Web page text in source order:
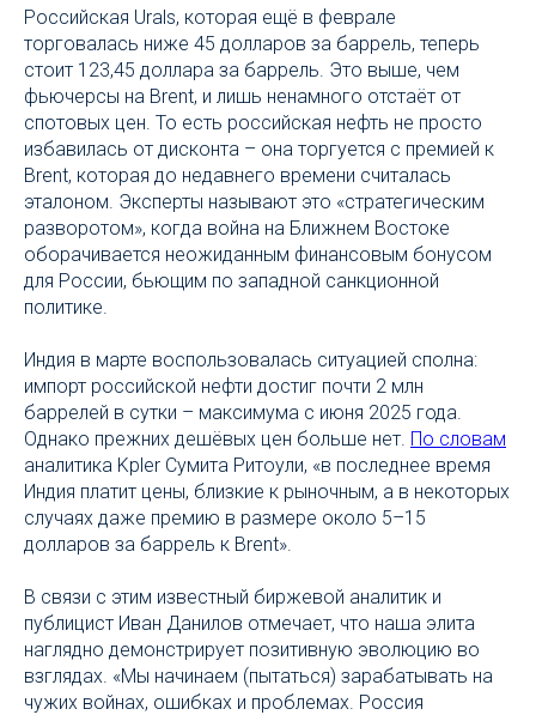
Российская Urals, которая ещё в феврале
торговалась ниже 45 долларов за баррель, теперь
стоит 123,45 доллара за баррель. Это выше, чем
фьючерсы на Brent, и лишь ненамного отстаёт от
спотовых цен. То есть российская нефть не просто
избавилась от дисконта – она торгуется с премией к
Brent, которая до недавнего времени считалась
эталоном. Эксперты называют это «стратегическим
разворотом», когда война на Ближнем Востоке
оборачивается неожиданным финансовым бонусом
для России, бьющим по западной санкционной
политике.
Индия в марте воспользовалась ситуацией сполна:
импорт российской нефти достиг почти 2 млн
баррелей в сутки – максимума с июня 2025 года.
Однако прежних дешёвых цен больше нет. По словам
аналитика Kpler Сумита Ритоули, «в последнее время
Индия платит цены, близкие к рыночным, а в некоторых
случаях даже премию в размере около 5–15
долларов за баррель к Brent».
В связи с этим известный биржевой аналитик и
публицист Иван Данилов отмечает, что наша элита
наглядно демонстрирует позитивную эволюцию во
взглядах. «Мы начинаем (пытаться) зарабатывать на
чужих войнах, ошибках и проблемах. Россия